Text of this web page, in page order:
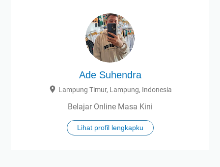
Ade Suhendra
Lampung Timur, Lampung, Indonesia
Belajar Online Masa Kini
Lihat profil lengkapku